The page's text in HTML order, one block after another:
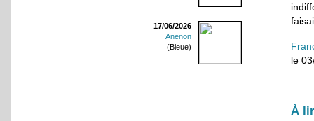
17/06/2026
Anenon
(Bleue)
le
À